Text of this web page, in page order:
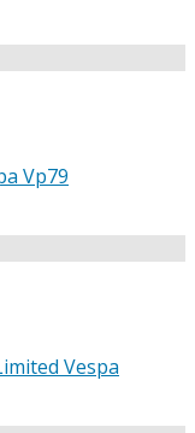
Vp79
Vespa